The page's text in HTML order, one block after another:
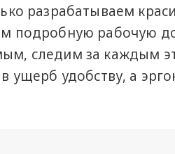
разрабатываем
подробную рабочую
следим за каждым
ущерб удобству, а